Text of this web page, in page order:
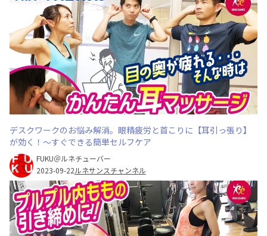
デスクワークのお悩み解消。眼精疲労と首こりに【耳引っ張り】
が効く！〜すぐできる簡単セルフケア
FUKU＠ルネチューバー
2023-09-22ルネサンスチャンネル